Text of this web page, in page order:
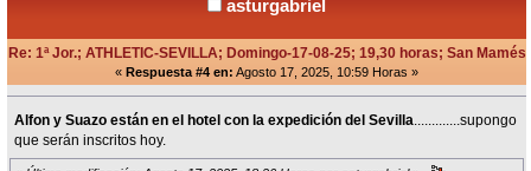
asturgabriel
Re: 1ª Jor.; ATHLETIC-SEVILLA; Domingo-17-08-25; 19,30 horas; San Mamés
« Respuesta #4 en: Agosto 17, 2025, 10:59 Horas »
Alfon y Suazo están en el hotel con la expedición del Sevilla.............supongo
que serán inscritos hoy.